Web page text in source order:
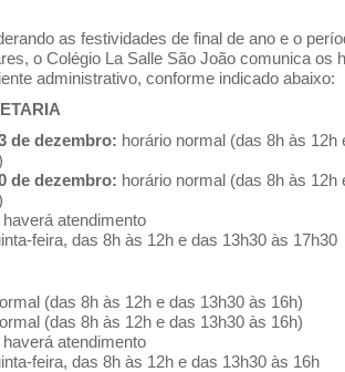
as festividades de final de ano e o
o Colégio La Salle São João comunica os
administrativo, conforme indicado abaixo:
de dezembro: horário normal (das 8h às 12h
de dezembro: horário normal (das 8h às 12h
haverá atendimento
feira, das 8h às 12h e das 13h30 às 17h30
(das 8h às 12h e das 13h30 às 16h)
(das 8h às 12h e das 13h30 às 16h)
haverá atendimento
feira, das 8h às 12h e das 13h30 às 16h